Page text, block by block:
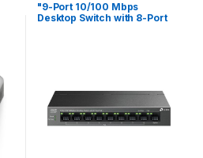
"9-Port 10/100 Mbps
Desktop Switch with 8-Port